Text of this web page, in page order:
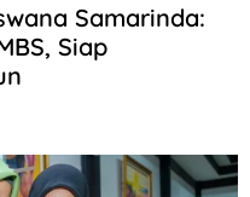
Samarinda:
Siap